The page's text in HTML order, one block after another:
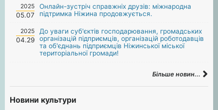
2025
05.07
Онлайн-зустріч справжніх друзів: міжнародна
підтримка Ніжина продовжується.
2025
04.29
До уваги суб'єктів господарювання, громадських
організацій підприємців, організацій роботодавців
та об'єднань підприємців Ніжинської міської
територіальної громади!
Більше новин...
Новини культури